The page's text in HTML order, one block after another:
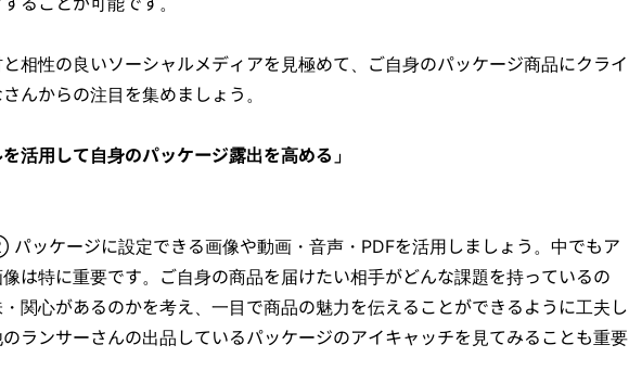
相性の良いソーシャルメディアを見極めて、ご自身のパッケージ商品にクライ
んからの注目を集めましょう。
を活用して自身のパッケージ露出を高める」
ッケージに設定できる画像や動画・音声・PDFを活用しましょう。中でもア
は特に重要です。ご自身の商品を届けたい相手がどんな課題を持っているの
関心があるのかを考え、一目で商品の魅力を伝えることができるように工夫し
のランサーさんの出品しているパッケージのアイキャッチを見てみることも重要